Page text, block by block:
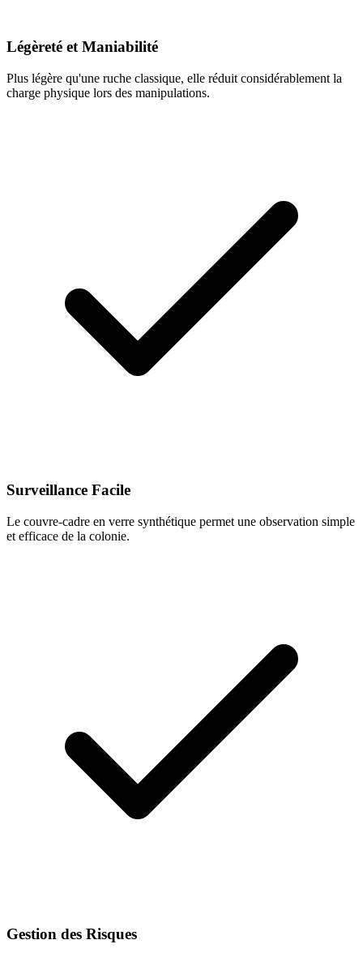
Légèreté et Maniabilité
Plus légère qu'une ruche classique, elle réduit considérablement la
charge physique lors des manipulations.
Surveillance Facile
Le couvre-cadre en verre synthétique permet une observation simple
et efficace de la colonie.
Gestion des Risques